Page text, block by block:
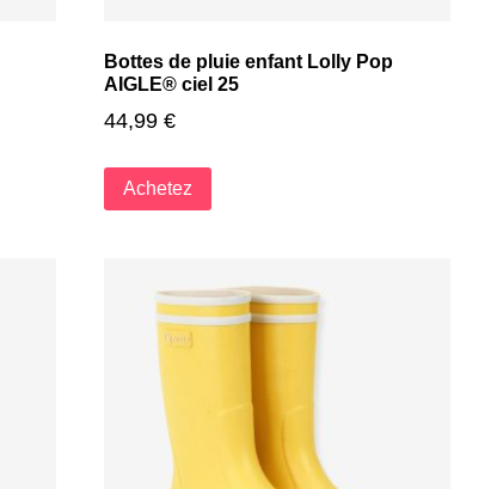
Bottes de pluie enfant Lolly Pop
AIGLE® ciel 25
44,99 €
Achetez